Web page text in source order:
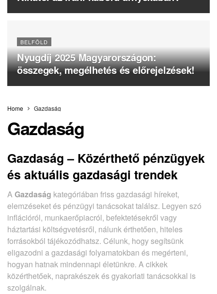
BELFÖLD
Nyugdíj 2025 Magyarországon:
összegek, megélhetés és előrejelzések!
Home Gazdaság
Gazdaság
Gazdaság – Közérthető pénzügyek
és aktuális gazdasági trendek
AGazdaság kategóriában friss gazdasági híreket,
elemzéseket és pénzügyi tanácsokat találsz. Legyen szó
inflációról, munkaerőpiacról, befektetésekről vagy
háztartási költségvetésről, nálunk érthetően, hiteles
forrásokból tájékozódhatsz. Célunk, hogy segítsünk
eligazodni a gazdasági folyamatokban és megérteni,
hogyan hatnak mindennapi életünkre. A cikkek
közérthetőek, naprakészek és gyakorlati tanácsokkal is
szolgálnak.